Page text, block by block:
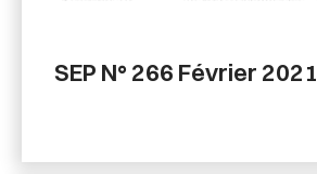
SEP N° 266 Février 2021